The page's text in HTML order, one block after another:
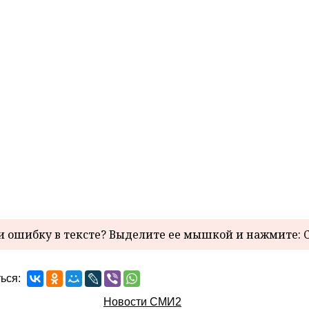
в тексте? Выделите ее мышкой и нажмите:
Новости СМИ2